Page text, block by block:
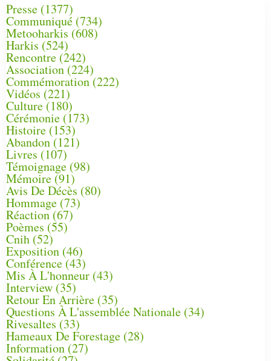
Presse (1377)
Communiqué (734)
Metooharkis (608)
Harkis (524)
Rencontre (242)
Association (224)
Commémoration(222)
Vidéos (221)
Culture(180)
Cérémonie (173)
Histoire (153)
Abandon(121)
Livres (107)
Témoignage (98)
Mémoire (91)
Avis De Décès (80)
Hommage (73)
Réaction(67)
Poèmes (55)
Cnih (52)
Exposition (46)
Conférence(43)
Mis À L'honneur (43)
Interview (35)
Retour En Arrière (35)
Questions À L'assemblée Nationale (34)
Rivesaltes (33)
Hameaux De Forestage (28)
Information (27)